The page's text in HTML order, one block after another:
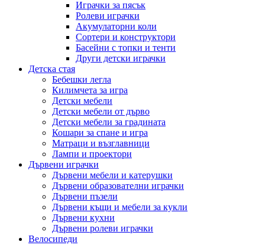
Играчки за пясък
Ролеви играчки
Акумулаторни коли
Сортери и конструктори
Басейни с топки и тенти
Други детски играчки
Детска стая
Бебешки легла
Килимчета за игра
Детски мебели
Детски мебели от дърво
Детски мебели за градината
Кошари за спане и игра
Матраци и възглавници
Лампи и проектори
Дървени играчки
Дървени мебели и катерушки
Дървени образователни играчки
Дървени пъзели
Дървени къщи и мебели за кукли
Дървени кухни
Дървени ролеви играчки
Велосипеди